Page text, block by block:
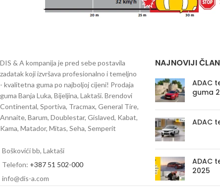
DIS & A kompanija je pred sebe postavila
zadatak koji izvršava profesionalno i temeljno
- kvalitetna guma po najboljoj cijeni! Prodaja
guma Banja Luka, Bijeljina, Laktaši. Brendovi
Continental, Sportiva, Tracmax, General Tire,
Annaite, Barum, Doublestar, Gislaved, Kabat,
Kama, Matador, Mitas, Seha, Semperit
Boškovići bb, Laktaši
Telefon: +387 51 502-000
info@dis-a.com
NAJNOVIJI
ADAC
guma
ADAC
ADAC
2025